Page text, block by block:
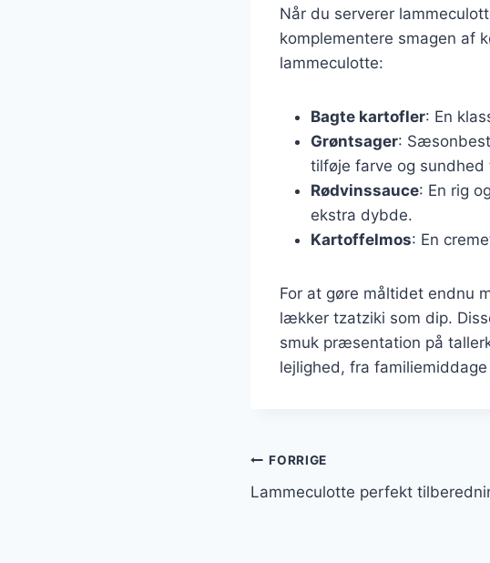
Når du serverer
komplementere smagen af
lammeculotte:
Bagte kartofler: En
Grøntsager:
tilføje farve og sundhed
Rødvinssauce: En rig
ekstra dybde.
Kartoffelmos: En
For at gøre måltidet endnu
lækker tzatziki som dip.
smuk præsentation på
lejlighed, fra
Indlægsnavigation
FORRIGE
Lammeculotte perfekt